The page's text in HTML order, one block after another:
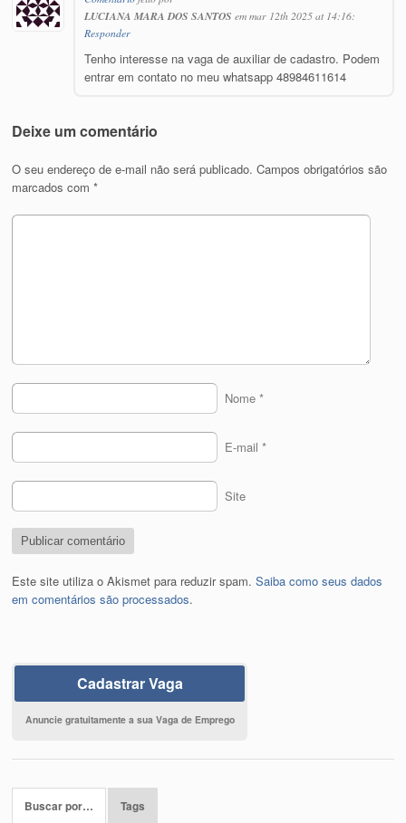
LUCIANA MARA DOS SANTOS em mar 12th 2025 at 14:16:
Responder
Tenho interesse na vaga de auxiliar de cadastro. Podem
entrar em contato no meu whatsapp 48984611614
Deixe um comentário
O seu endereço de e-mail não será publicado. Campos obrigatórios são
marcados com*
Nome *
E-mail *
Site
Este site utiliza o Akismet para reduzir spam.Saiba como seus dados
em comentários são processados.
Cadastrar Vaga
Anuncie gratuitamente a sua Vaga de Emprego
Buscar por… Tags